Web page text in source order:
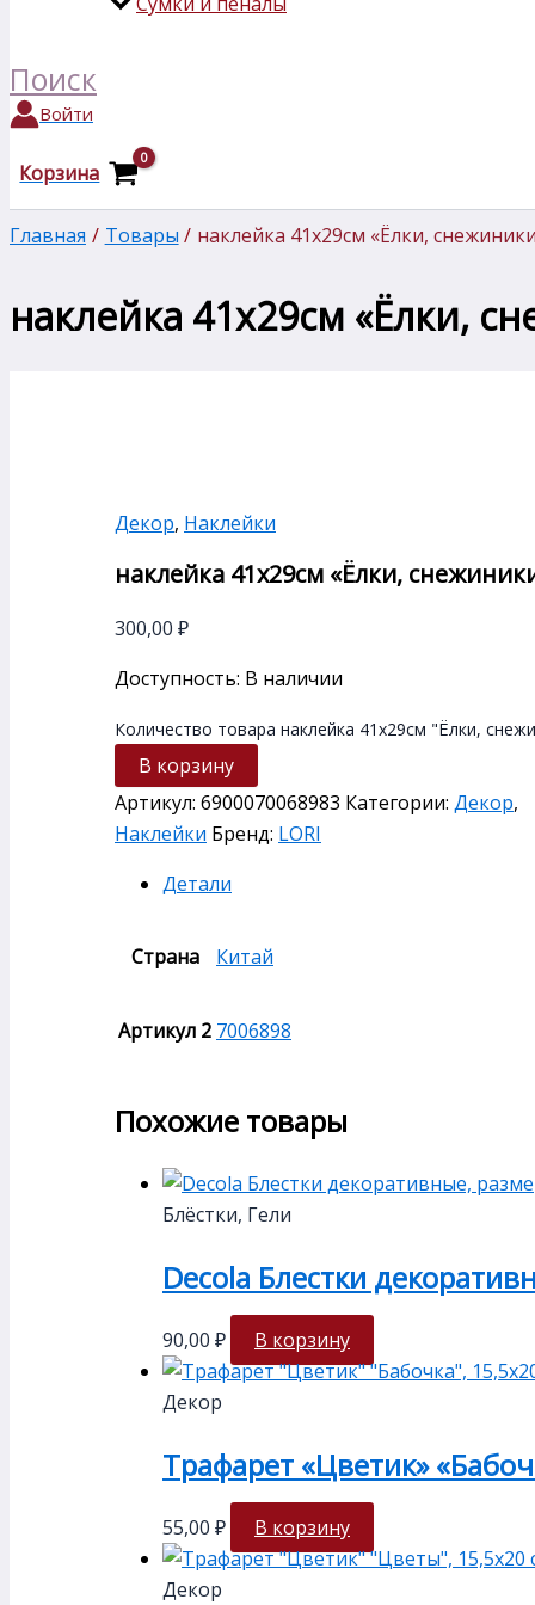
Поиск
Войти
Корзина
Главная Товары наклейка 41х29см «Ёлки,
наклейка 41х29см «Ёлки,
Декор, Наклейки
наклейка 41х29см «Ёлки,
300,00 ₽
Доступность: В наличии
Количество товара наклейка 41х29см "Ёлки,
В корзину
Артикул: 6900070068983 Категории: Декор,
Наклейки Бренд: LORI
Детали
Страна Китай
Артикул 2 7006898
Похожие товары
Блёстки, Гели
Decola Блестки
90,00 ₽ В корзину
Декор
Трафарет «Цветик»
55,00 ₽ В корзину
Декор